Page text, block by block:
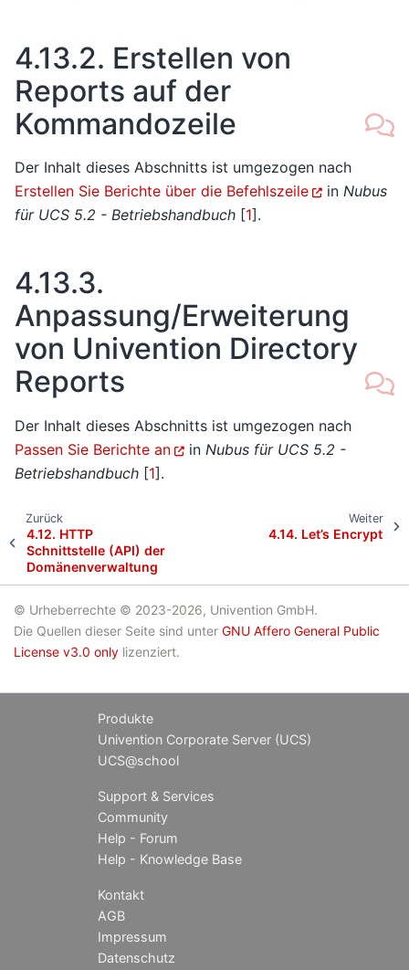
4.13.2. Erstellen von
Reports auf der
Kommandozeile
Der Inhalt dieses Abschnitts ist umgezogen nach
Erstellen Sie Berichte über die Befehlszeile
in Nubus
für UCS 5.2 - Betriebshandbuch [1] .
4.13.3.
Anpassung/Erweiterung
von Univention Directory
Reports
Der Inhalt dieses Abschnitts ist umgezogen nach
Passen Sie Berichte an
in Nubus für UCS 5.2 -
Betriebshandbuch [1] .
Zurück
4.12. HTTP
Schnittstelle (API) der
Domänenverwaltung
Weiter
4.14. Let’s Encrypt
© Urheberrechte © 2023-2026, Univention GmbH.
Die Quellen dieser Seite sind unter GNU Affero General Public
License v3.0 only lizenziert.
Produkte
Univention Corporate Server (UCS)
UCS@school
Support & Services
Community
Help - Forum
Help - Knowledge Base
Kontakt
AGB
Impressum
Datenschutz